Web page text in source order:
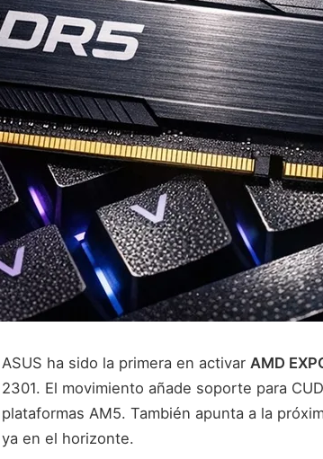
ASUS ha sido la primera en activar AMD
2301. El movimiento añade soporte para
plataformas AM5. También apunta a la
ya en el horizonte.